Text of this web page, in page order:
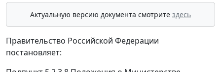
Актуальную версию документа смотрите здесь
Правительство Российской Федерации
постановляет: